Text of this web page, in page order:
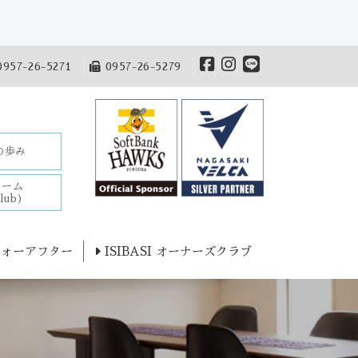
26-5271 0957-26-5279
み
ム
ーアフター ISIBASI オーナーズクラブ